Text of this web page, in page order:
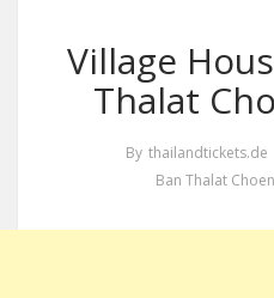
Village
Thalat
By thailandtickets.de
Ban Thalat